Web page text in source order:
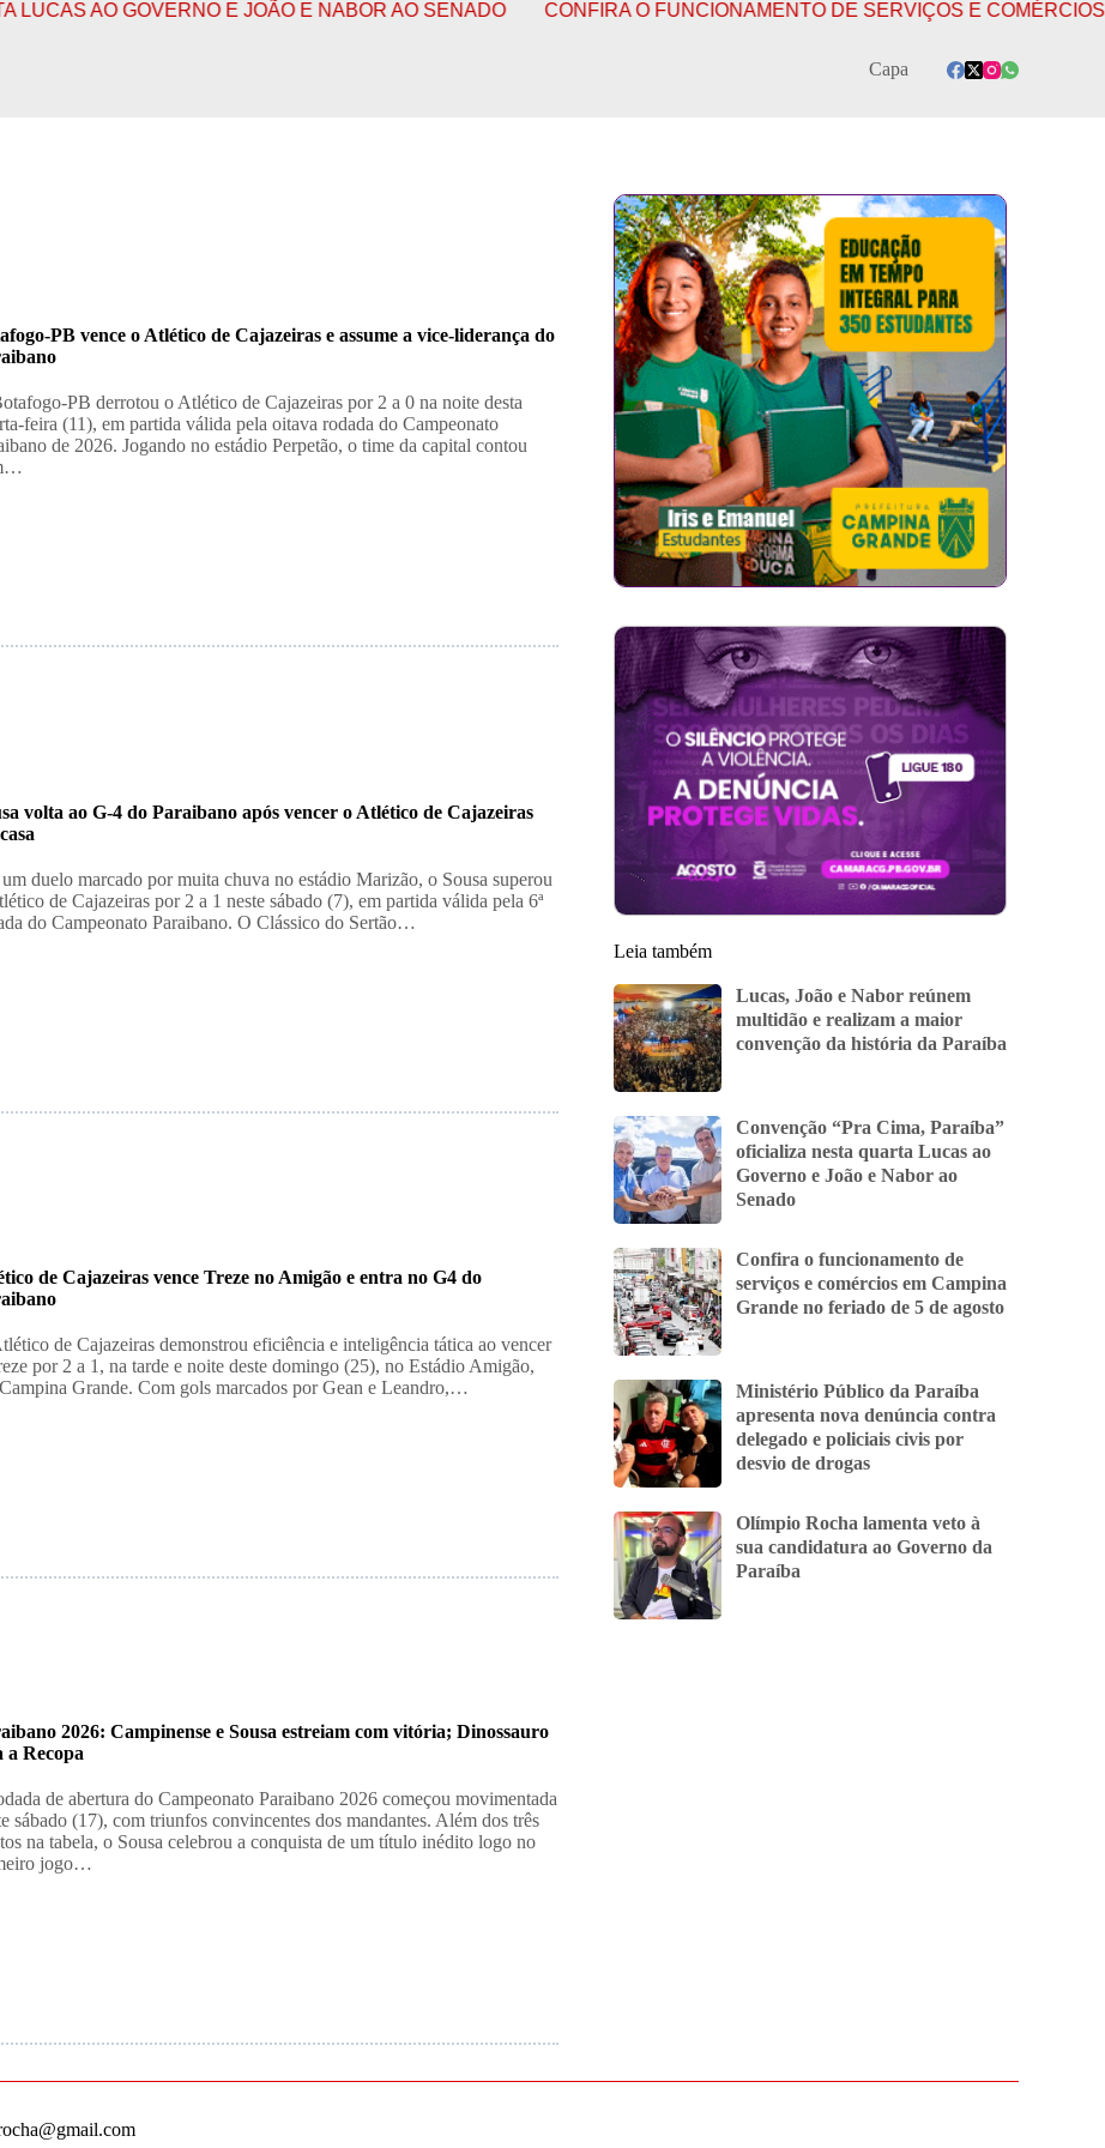
GOVERNO E JOÃO E NABOR AO SENADO
CONFIRA O FUNCIONAMENTO DE SERVIÇOS E COMÉRCIOS EM
Capa
PB vence o Atlético de Cajazeiras e assume a vice-liderança do
PB derrotou o Atlético de Cajazeiras por 2 a 0 na noite desta
feira (11), em partida válida pela oitava rodada do Campeonato
de 2026. Jogando no estádio Perpetão, o time da capital contou
volta ao G-4 do Paraibano após vencer o Atlético de Cajazeiras
duelo marcado por muita chuva no estádio Marizão, o Sousa superou
de Cajazeiras por 2 a 1 neste sábado (7), em partida válida pela 6ª
do Campeonato Paraibano. O Clássico do Sertão…
de Cajazeiras vence Treze no Amigão e entra no G4 do
de Cajazeiras demonstrou eficiência e inteligência tática ao vencer
por 2 a 1, na tarde e noite deste domingo (25), no Estádio Amigão,
Grande. Com gols marcados por Gean e Leandro,…
2026: Campinense e Sousa estreiam com vitória; Dinossauro
a Recopa
de abertura do Campeonato Paraibano 2026 começou movimentada
sábado (17), com triunfos convincentes dos mandantes. Além dos três
na tabela, o Sousa celebrou a conquista de um título inédito logo no
jogo…
Leia também
Lucas, João e Nabor reúnem
multidão e realizam a maior
convenção da história da Paraíba
Convenção “Pra Cima, Paraíba”
oficializa nesta quarta Lucas ao
Governo e João e Nabor ao
Senado
Confira o funcionamento de
serviços e comércios em Campina
Grande no feriado de 5 de agosto
Ministério Público da Paraíba
apresenta nova denúncia contra
delegado e policiais civis por
desvio de drogas
Olímpio Rocha lamenta veto à
sua candidatura ao Governo da
Paraíba